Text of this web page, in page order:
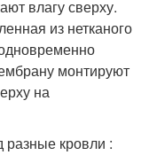
влагу сверху.
из нетканого
монтируют
на
разные кровли :